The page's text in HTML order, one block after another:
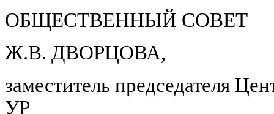
ОБЩЕСТВЕННЫЙ СОВЕТ
Ж.В. ДВОРЦОВА,
заместитель председателя
УР